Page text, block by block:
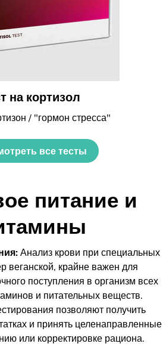
на кортизол
/ "гормон стресса"
все тесты
питание и
Анализ крови при специальных
веганской, крайне важен для
поступления в организм всех
и питательных веществ.
позволяют получить
и принять целенаправленные
или корректировке рациона.